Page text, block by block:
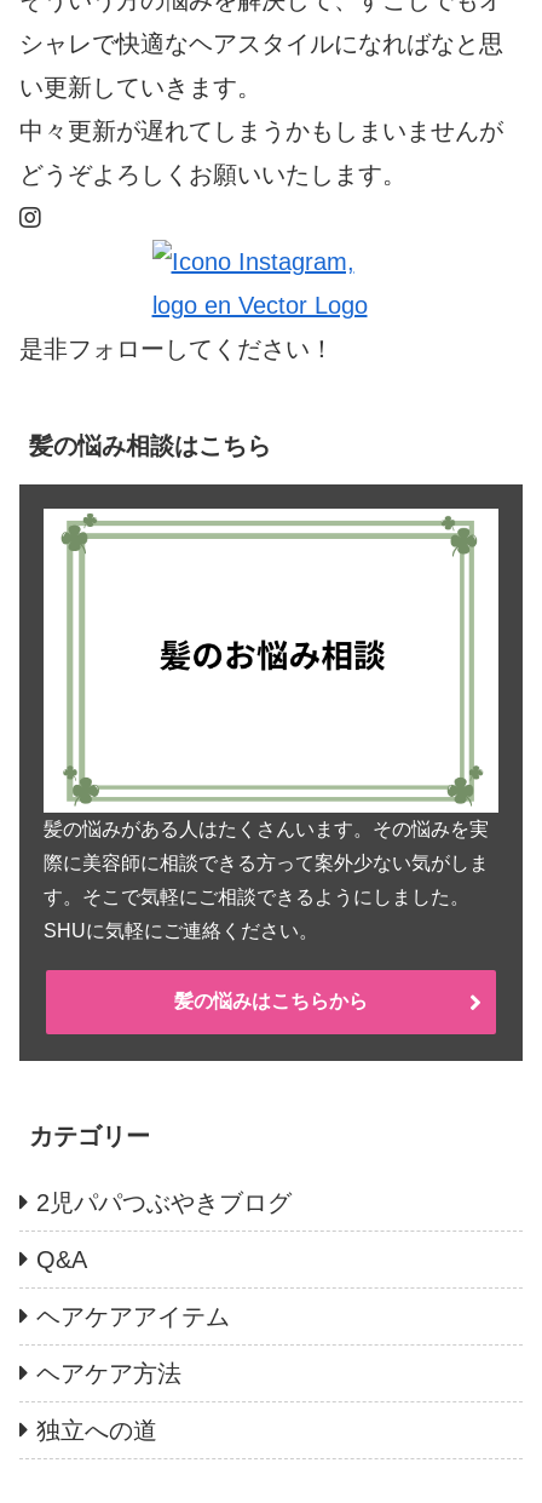
シャレで快適なヘアスタイルになればなと思
い更新していきます。
中々更新が遅れてしまうかもしまいませんが
どうぞよろしくお願いいたします。
是非フォローしてください！
髪の悩み相談はこちら
髪の悩みがある人はたくさんいます。その悩みを実
際に美容師に相談できる方って案外少ない気がしま
す。そこで気軽にご相談できるようにしました。
SHUに気軽にご連絡ください。
髪の悩みはこちらから
カテゴリー
2児パパつぶやきブログ
Q&A
ヘアケアアイテム
ヘアケア方法
独立への道